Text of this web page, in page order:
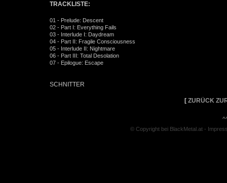
TRACKLISTE:
01 - Prelude: Descent
02 - Part I: Everything Fails
03 - Interlude I: Daydream
04 - Part II: Fragile Consciousness
05 - Interlude II: Nightmare
06 - Part III: Total Desolation
07 - Epilogue: Escape
SCHNITTER
[ ZURÜCK
© Copyright bei BlackMetal.at -